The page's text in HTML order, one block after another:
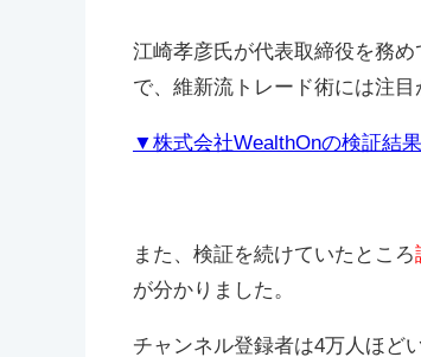
江崎孝彦氏が代表取締役を務め
で、維新流トレード術には注目
▼株式会社WealthOnの検証結
また、検証を続けていたところ
が分かりました。
チャンネル登録者は4万人ほど